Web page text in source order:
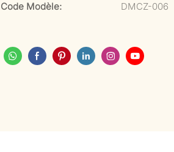
Code Modèle:
DMCZ-006